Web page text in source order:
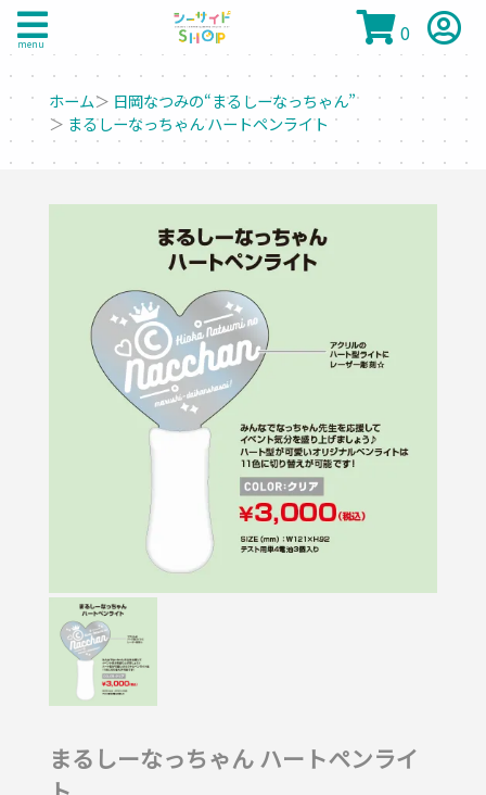
menu 0
ホーム＞ 日岡なつみの“まるしーなっちゃん”
＞ まるしーなっちゃん ハートペンライト
まるしーなっちゃん ハートペンライ